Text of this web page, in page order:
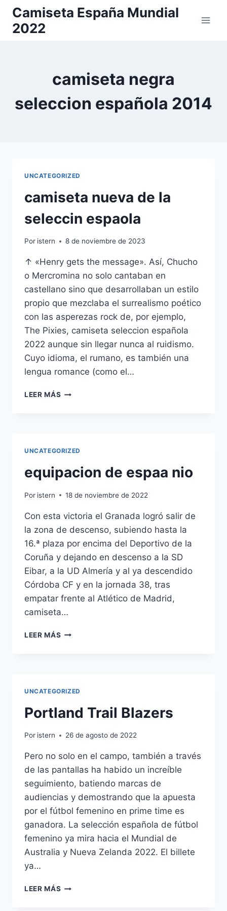
Saltar
contenido
Camiseta España Mundial
2022
camiseta negra
seleccion española 2014
UNCATEGORIZED
camiseta nueva de la
seleccin espaola
Por istern 8 de noviembre de 2023
↑ «Henry gets the message». Así, Chucho
o Mercromina no solo cantaban en
castellano sino que desarrollaban un estilo
propio que mezclaba el surrealismo poético
con las asperezas rock de, por ejemplo,
The Pixies, camiseta seleccion española
2022 aunque sin llegar nunca al ruidismo.
Cuyo idioma, el rumano, es también una
lengua romance (como el…
LEER MÁS CAMISETA
UNCATEGORIZED
equipacion de espaa nio
Por istern 18 de noviembre de 2022
Con esta victoria el Granada logró salir de
la zona de descenso, subiendo hasta la
16.ª plaza por encima del Deportivo de la
Coruña y dejando en descenso a la SD
Eibar, a la UD Almería y al ya descendido
Córdoba CF y en la jornada 38, tras
empatar frente al Atlético de Madrid,
camiseta…
LEER MÁS EQUIPACION
UNCATEGORIZED
Portland Trail Blazers
Por istern 26 de agosto de 2022
Pero no solo en el campo, también a través
de las pantallas ha habido un increíble
seguimiento, batiendo marcas de
audiencias y demostrando que la apuesta
por el fútbol femenino en prime time es
ganadora. La selección española de fútbol
femenino ya mira hacia el Mundial de
Australia y Nueva Zelanda 2022. El billete
ya…
LEER MÁS PORTLAND